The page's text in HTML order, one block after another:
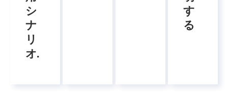
シ
ナ
リ
オ.
す
る